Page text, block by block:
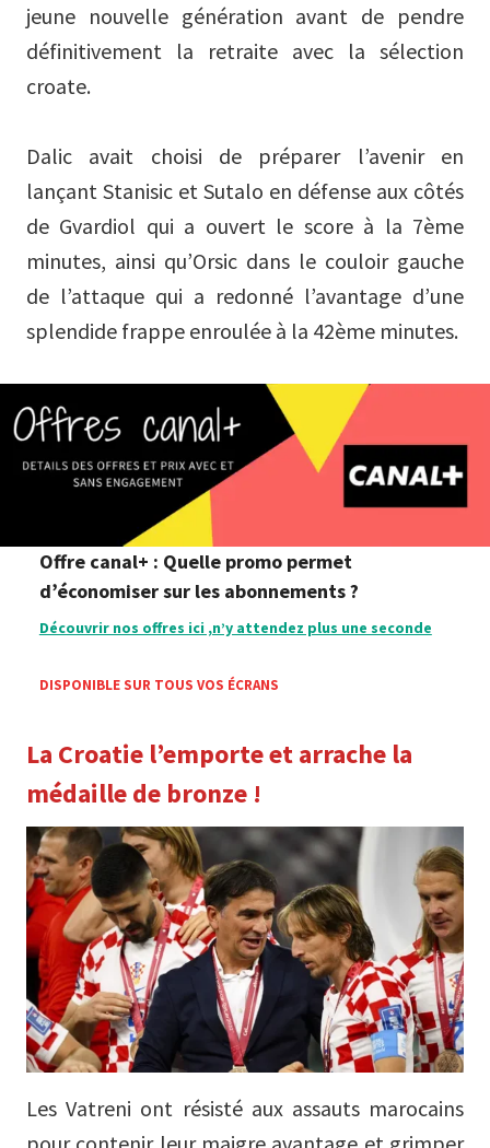
jeune nouvelle génération avant de pendre
définitivement la retraite avec la sélection
croate.
Dalic avait choisi de préparer l’avenir en
lançant Stanisic et Sutalo en défense aux côtés
de Gvardiol qui a ouvert le score à la 7ème
minutes, ainsi qu’Orsic dans le couloir gauche
de l’attaque qui a redonné l’avantage d’une
splendide frappe enroulée à la 42ème minutes.
Offre canal+ : Quelle promo permet
d’économiser sur les abonnements ?
Découvrir nos offres ici ,n’y attendez plus une seconde
DISPONIBLE SUR TOUS VOS ÉCRANS
La Croatie l’emporte et arrache la
médaille de bronze !
Les Vatreni ont résisté aux assauts marocains